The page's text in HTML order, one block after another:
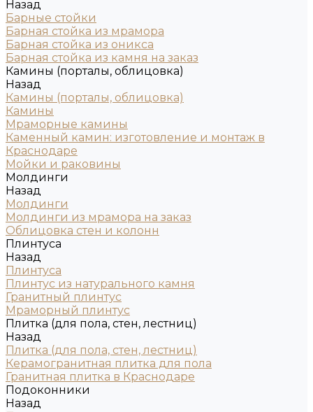
Назад
Барные стойки
Барная стойка из мрамора
Барная стойка из оникса
Барная стойка из камня на заказ
Камины (порталы, облицовка)
Назад
Камины (порталы, облицовка)
Камины
Мраморные камины
Каменный камин: изготовление и монтаж в
Краснодаре
Мойки и раковины
Молдинги
Назад
Молдинги
Молдинги из мрамора на заказ
Облицовка стен и колонн
Плинтуса
Назад
Плинтуса
Плинтус из натурального камня
Гранитный плинтус
Мраморный плинтус
Плитка (для пола, стен, лестниц)
Назад
Плитка (для пола, стен, лестниц)
Керамогранитная плитка для пола
Гранитная плитка в Краснодаре
Подоконники
Назад